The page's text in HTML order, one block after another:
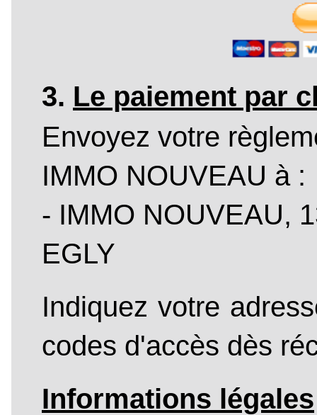
3. Le paiement par
Envoyez votre
IMMO NOUVEAU à :
- IMMO NOUVEAU,
EGLY
Indiquez votre
codes d'accès dès
Informations légales